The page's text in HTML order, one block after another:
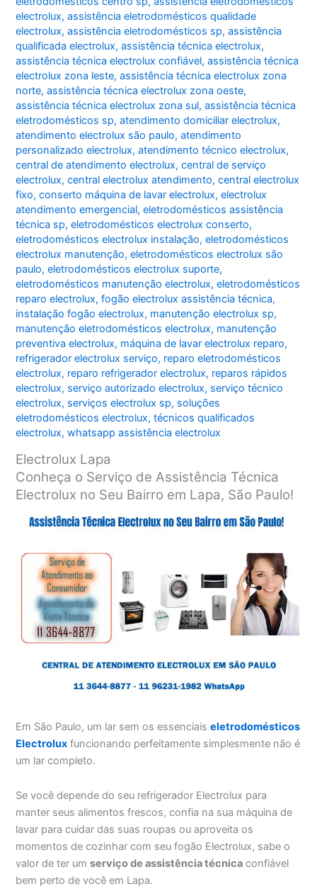
electrolux,assistência eletrodomésticos qualidade
electrolux,assistência eletrodomésticos sp,assistência
qualificada electrolux,assistência técnica electrolux,
assistência técnica electrolux confiável,assistência técnica
electrolux zona leste,assistência técnica electrolux zona
norte,assistência técnica electrolux zona oeste,
assistência técnica electrolux zona sul,assistência técnica
eletrodomésticos sp,atendimento domiciliar electrolux,
atendimento electrolux são paulo,atendimento
personalizado electrolux,atendimento técnico electrolux,
central de atendimento electrolux,central de serviço
electrolux,central electrolux atendimento,central electrolux
fixo,conserto máquina de lavar electrolux,electrolux
atendimento emergencial,eletrodomésticos assistência
técnica sp,eletrodomésticos electrolux conserto,
eletrodomésticos electrolux instalação,eletrodomésticos
electrolux manutenção,eletrodomésticos electrolux são
paulo,eletrodomésticos electrolux suporte,
eletrodomésticos manutenção electrolux,eletrodomésticos
reparo electrolux,fogão electrolux assistência técnica,
instalação fogão electrolux, manutenção electrolux sp,
manutenção eletrodomésticos electrolux, manutenção
preventiva electrolux, máquina de lavar electrolux reparo,
refrigerador electrolux serviço, reparo eletrodomésticos
electrolux, reparo refrigerador electrolux, reparos rápidos
electrolux, serviço autorizado electrolux, serviço técnico
electrolux, serviços electrolux sp, soluções
eletrodomésticos electrolux,técnicos qualificados
electrolux,whatsapp assistência electrolux
Electrolux Lapa
Conheça o Serviço de Assistência Técnica
Electrolux no Seu Bairro em Lapa, São Paulo!
Em São Paulo, um lar sem os essenciaiseletrodomésticos
Electrolux funcionando perfeitamente simplesmente não é
um lar completo.
Se você depende do seu refrigerador Electrolux para
manter seus alimentos frescos, confia na sua máquina de
lavar para cuidar das suas roupas ou aproveita os
momentos de cozinhar com seu fogão Electrolux, sabe o
valor de ter umserviço de assistência técnica confiável
bem perto de você em Lapa.